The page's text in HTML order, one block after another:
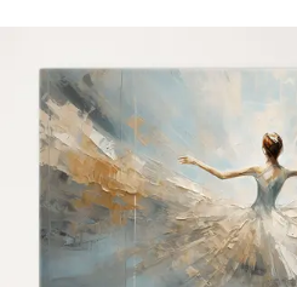
✓Яскраві, насичені кольори
✓Стійкість до вицвітання
✓Безпечне чорнило без запаху
✗Поверхня з текстурою полотна
✗Екологічний матеріал
Преміум